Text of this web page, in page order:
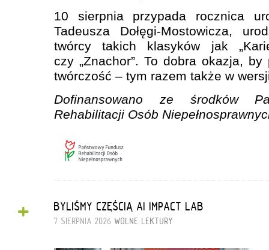
10 sierpnia przypada rocznica
Tadeusza Dołęgi-Mostowicza,
twórcy takich klasyków jak
czy „Znachor”. To dobra okazja,
twórczość – tym razem także w
Dofinansowano ze środków
Rehabilitacji Osób
+ BYLIŚMY CZĘŚCIĄ AI IMPACT LAB
7 SIERPNIA 2026 WOLNE LEKTURY